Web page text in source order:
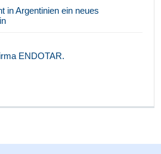
in Argentinien ein neues
ENDOTAR.